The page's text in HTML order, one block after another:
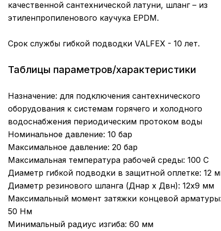
качественной сантехнической латуни, шланг – из
этиленпропиленового каучука EPDM.
Срок службы гибкой подводки VALFEX - 10 лет.
Таблицы параметров/характеристики
Назначение: для подключения сантехнического
оборудования к системам горячего и холодного
водоснабжения периодическим протоком воды
Номинальное давление: 10 бар
Максимальное давление: 20 бар
Максимальная температура рабочей среды: 100 С
Диаметр гибкой подводки в защитной оплетке: 12
Диаметр резинового шланга (Днар х Двн): 12х9 мм
Максимальный момент затяжки концевой
50 Нм
Минимальный радиус изгиба: 60 мм